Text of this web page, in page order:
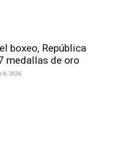
boxeo, República
medallas de oro
8, 2026